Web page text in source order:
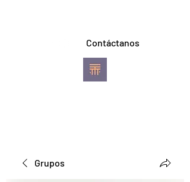
Contáctanos
Grupos